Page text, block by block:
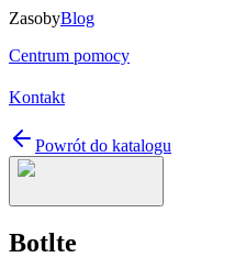
ZasobyBlog
Centrum pomocy
Kontakt
Powrót do katalogu
Botlte